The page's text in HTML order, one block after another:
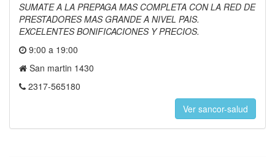
SUMATE A LA PREPAGA MAS COMPLETA CON LA RED DE
PRESTADORES MAS GRANDE A NIVEL PAIS.
EXCELENTES BONIFICACIONES Y PRECIOS.
9:00 a 19:00
San martin 1430
2317-565180
Ver sancor-salud